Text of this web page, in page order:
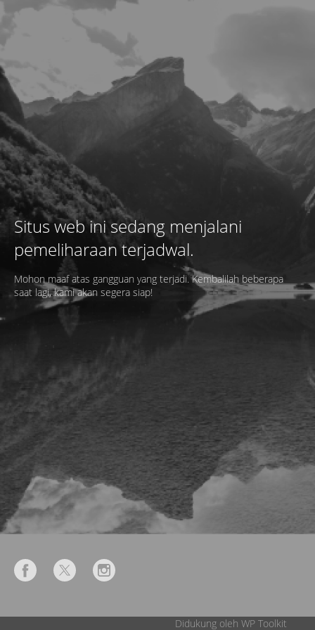
Situs web ini sedang menjalani
pemeliharaan terjadwal.
Mohon maaf atas gangguan yang terjadi. Kembalilah beberapa
saat lagi, kami akan segera siap!
Didukung oleh WP Toolkit